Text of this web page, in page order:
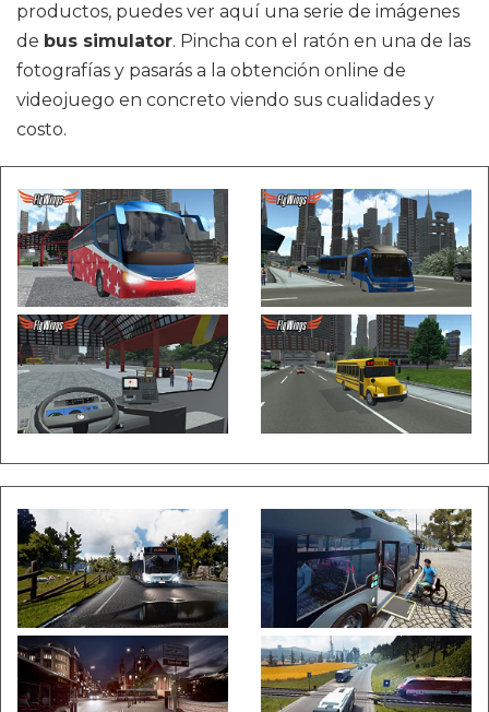
productos, puedes ver aquí una serie de imágenes
de bus simulator. Pincha con el ratón en una de las
fotografías y pasarás a la obtención online de
videojuego en concreto viendo sus cualidades y
costo.